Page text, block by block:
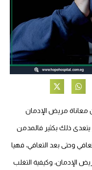
مريض الإدمان
ذلك بكثير فالمدمن
وحتى بعد التعافي، فهيا
الإدمان، وكيفية التغلب